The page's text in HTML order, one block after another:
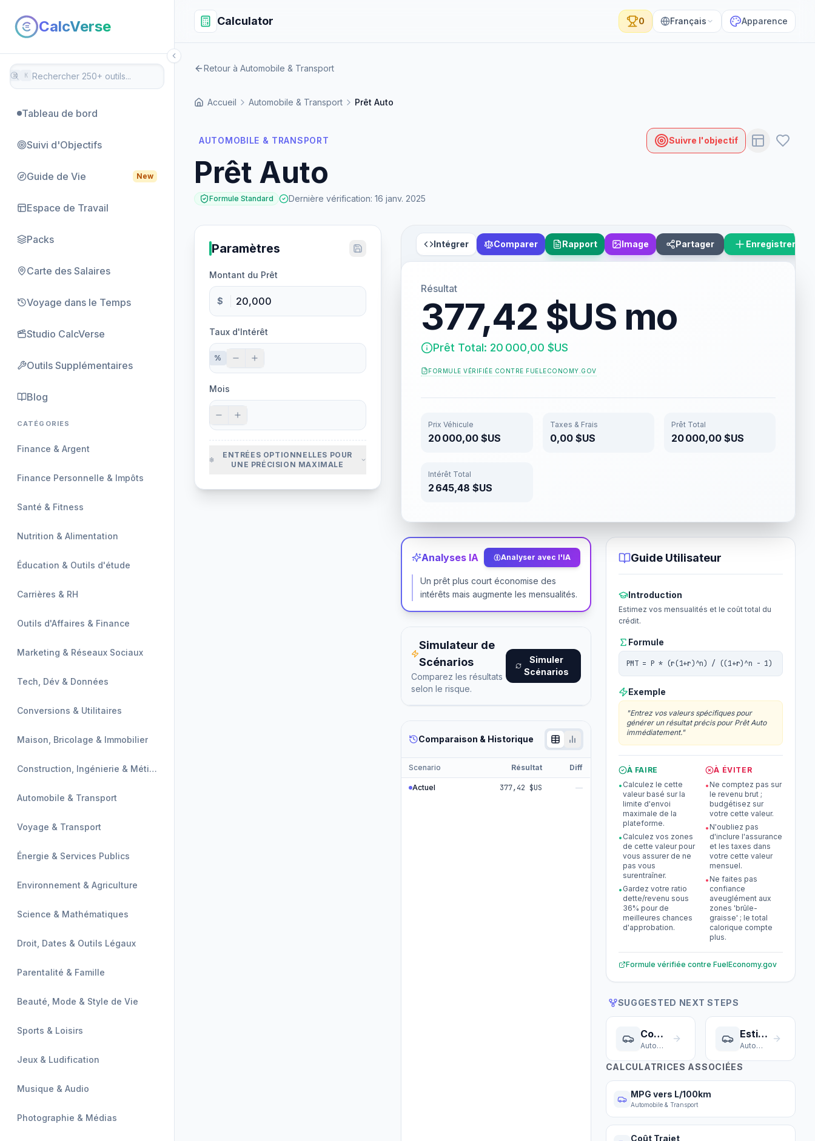
CalcVerse
⌘ K
Tableau de bord
Suivi d'Objectifs
Guide de Vie New
Espace de Travail
Packs
Carte des Salaires
Voyage dans le Temps
Studio CalcVerse
Outils Supplémentaires
Blog
CATÉGORIES
Finance & Argent
Finance Personnelle & Impôts
Santé & Fitness
Nutrition & Alimentation
Éducation & Outils d'étude
Carrières & RH
Outils d'Affaires & Finance
Marketing & Réseaux Sociaux
Tech, Dév & Données
Conversions & Utilitaires
Maison, Bricolage & Immobilier
Construction, Ingénierie & Métiers
Automobile & Transport
Voyage & Transport
Énergie & Services Publics
Environnement & Agriculture
Science & Mathématiques
Droit, Dates & Outils Légaux
Parentalité & Famille
Beauté, Mode & Style de Vie
Sports & Loisirs
Jeux & Ludification
Musique & Audio
Photographie & Médias
Calculator 0 Français Apparence
Retour à Automobile & Transport
Accueil Automobile & Transport Prêt Auto
AUTOMOBILE & TRANSPORT Suivre l'objectif
Prêt Auto
Formule Standard Dernière vérification: 16 janv. 2025
Paramètres
Montant du Prêt
$
Taux d'Intérêt
%
Mois
ENTRÉES OPTIONNELLES POUR
UNE PRÉCISION MAXIMALE
Intégrer Comparer Rapport Image Partager Enregistrer le
Résultat
377,42 $US mo
Prêt Total: 20 000,00 $US
FORMULE VÉRIFIÉE CONTRE FUELECONOMY.GOV
Prix Véhicule
20 000,00 $US
Taxes & Frais
0,00 $US
Prêt Total
20 000,00 $US
Intérêt Total
2 645,48 $US
Analyses IA Analyser avec l'IA
Un prêt plus court économise des
intérêts mais augmente les mensualités.
Simulateur de
Scénarios
Comparez les résultats
selon le risque.
Simuler
Scénarios
Comparaison & Historique
Scenario Résultat Diff
Actuel 377,42 $US —
Guide Utilisateur
Introduction
Estimez vos mensualités et le coût total du
crédit.
Formule
PMT = P * (r(1+r)^n) / ((1+r)^n - 1)
Exemple
"Entrez vos valeurs spécifiques pour
générer un résultat précis pour Prêt Auto
immédiatement."
À FAIRE
• Calculez le cette
valeur basé sur la
limite d'envoi
maximale de la
plateforme.
• Calculez vos zones
de cette valeur pour
vous assurer de ne
pas vous
surentraîner.
• Gardez votre ratio
dette/revenu sous
36% pour de
meilleures chances
d'approbation.
À ÉVITER
• Ne comptez pas sur
le revenu brut ;
budgétisez sur
votre cette valeur.
• N'oubliez pas
d'inclure l'assurance
et les taxes dans
votre cette valeur
mensuel.
• Ne faites pas
confiance
aveuglément aux
zones 'brûle-
graisse' ; le total
calorique compte
plus.
Formule vérifiée contre FuelEconomy.gov
SUGGESTED NEXT STEPS
Coût Trajet
Automobile & Transport
Estimateur Prime
Automobile & Transport
CALCULATRICES ASSOCIÉES
MPG vers L/100km
Automobile & Transport
Coût Trajet